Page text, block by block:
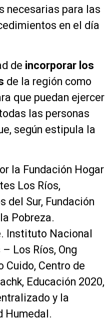
necesarias para las
en el día
de incorporar los
de la región como
que puedan ejercer
las personas
según estipula la
la Fundación Hogar
Los Ríos,
del Sur, Fundación
Pobreza.
Instituto Nacional
Los Ríos, Ong
Cuido, Centro de
Educación 2020,
y la
Humedal.